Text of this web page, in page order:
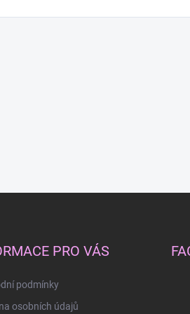
PRO VÁS
podmínky
osobních údajů